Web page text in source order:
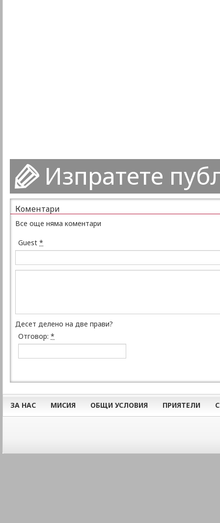
Изпратете
Коментари
Все още няма коментари
Guest *
Десет делено на две прави?
Отговор: *
ЗА НАС МИСИЯ ОБЩИ УСЛОВИЯ ПРИЯТЕЛИ